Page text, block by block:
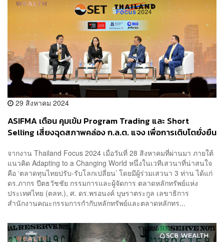
29 สิงหาคม 2024
ASIFMA เตือน คุมเข้ม Program Trading และ Short
Selling เสี่ยงฉุดสภาพคล่อง ก.ล.ต. แจง เพื่อการเติบโตยั่งยืน
จากงาน Thailand Focus 2024 เมื่อวันที่ 28 สิงหาคมที่ผ่านมา ภายใต้
แนวคิด Adapting to a Changing World หนึ่งในเวทีเสวนาที่น่าสนใจ
คือ ‘ตลาดทุนไทยปรับ-รับโลกเปลี่ยน’ โดยมีผู้ร่วมเสวนา 3 ท่าน ได้แก่
ดร.ภากร ปีตธวัชชัย กรรมการและผู้จัดการ ตลาดหลักทรัพย์แห่ง
ประเทศไทย (ตลท.), ศ. ดร.พรอนงค์ บุษราตระกูล เลขาธิการ
สำนักงานคณะกรรมการกำกับหลักทรัพย์และตลาดหลักทร...